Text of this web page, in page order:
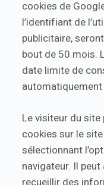
cookies de
l’identifiant de
publicitaire,
bout de 50 mois.
date limite de
Le visiteur du
cookies sur le
sélectionnant
navigateur. Il